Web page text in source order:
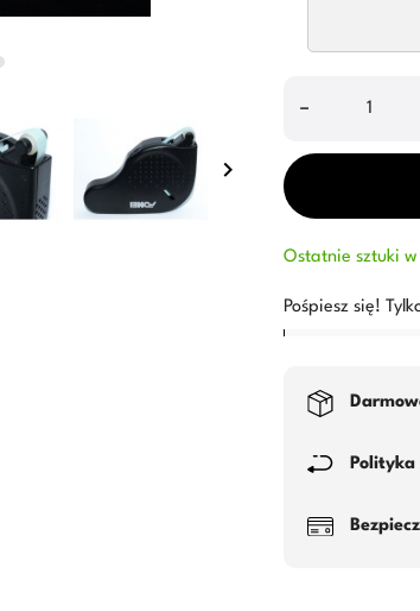
keyboard_arrow_right
–
Ostatnie sztuki
Pośpiesz się!
Polityka